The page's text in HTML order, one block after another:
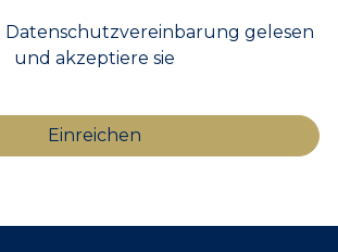
Datenschutzvereinbarung gelesen
und akzeptiere sie